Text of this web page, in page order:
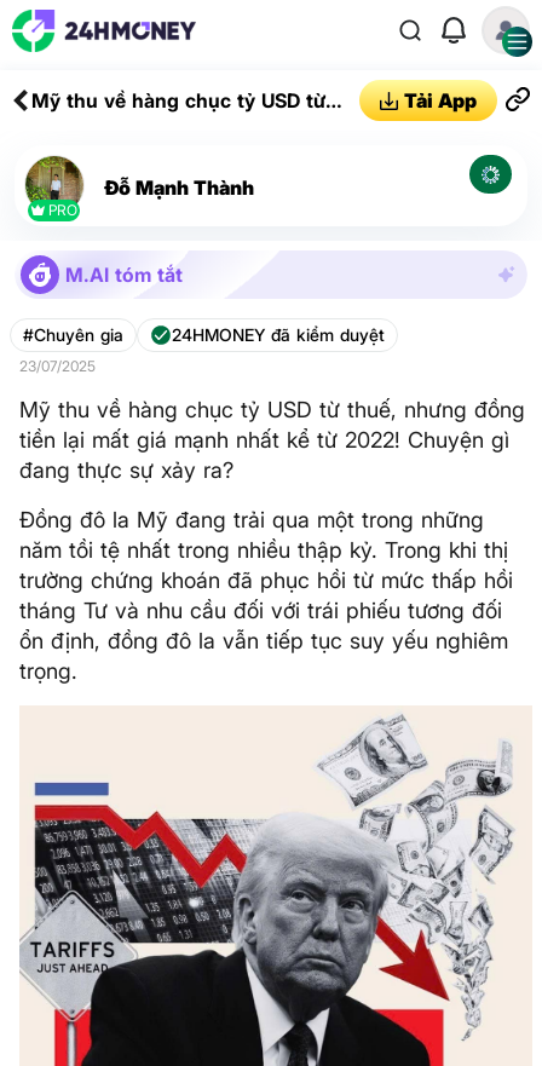
Mỹ thu về hàng chục tỷ USD từ
mạnh nhất kể từ 2022! Chuyện gì
đang thực sự xảy ra?
Tải App
PRO
Đỗ Mạnh Thành
M.AI tóm tắt
#Chuyên gia 24HMONEY đã kiểm duyệt
23/07/2025
Mỹ thu về hàng chục tỷ USD từ thuế, nhưng đồng
tiền lại mất giá mạnh nhất kể từ 2022! Chuyện gì
đang thực sự xảy ra?
Đồng đô la Mỹ đang trải qua một trong những
năm tồi tệ nhất trong nhiều thập kỷ. Trong khi thị
trường chứng khoán đã phục hồi từ mức thấp hồi
tháng Tư và nhu cầu đối với trái phiếu tương đối
ổn định, đồng đô la vẫn tiếp tục suy yếu nghiêm
trọng.